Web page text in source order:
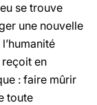
se trouve
une nouvelle
en
: faire mûrir
toute